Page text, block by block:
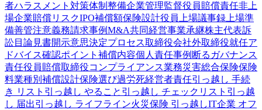
者ハラスメント対策体制整備企業管理監督役員賠償責任非上
場企業賠償リスクIPO補償額保険設計役員 上場議事録 上場準
備善管注意義務請求事例M&A共同経営事業承継株主代表訴
訟目論見書開示意思決定プロセス取締役会社外取締役就任ア
ドバイス確認ポイント 補償内容個人責任事例 断る ガバナンス
責任役員賠償取締役コンプライアンス業務災害総合保険保険
料業種別 補償設計保険選び過労死経営者責任引っ越し 手続
き リスト 引っ越し やること 引っ越し チェックリスト 引っ越
し 届出引っ越し ライフライン火災保険 引っ越しIT企業 オフ